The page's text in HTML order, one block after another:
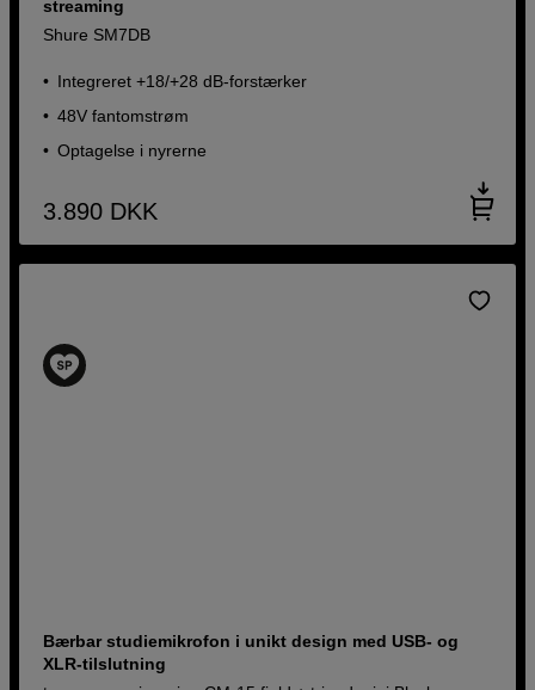
streaming
Shure SM7DB
Integreret +18/+28 dB-forstærker
48V fantomstrøm
Optagelse i nyrerne
3.890 DKK
Bærbar studiemikrofon i unikt design med USB- og
XLR-tilslutning